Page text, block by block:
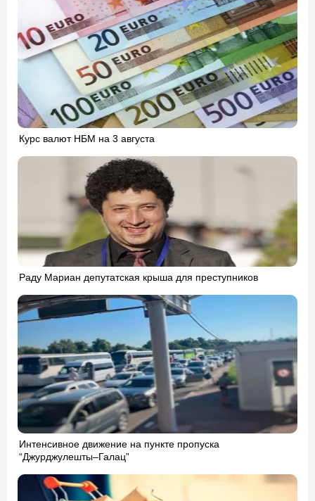
Курс валют НБМ на 3 августа
Раду Мариан депутатская крыша для преступников
Интенсивное движение на пункте пропуска
“Джурджулешты–Галац”